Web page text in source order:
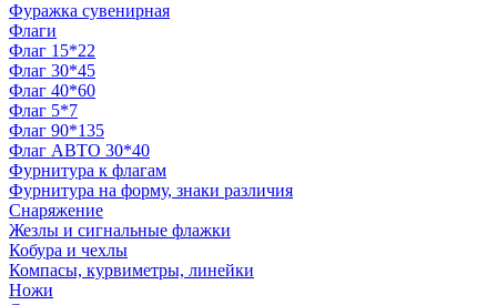
Фуражка сувенирная
Флаги
Флаг 15*22
Флаг 30*45
Флаг 40*60
Флаг 5*7
Флаг 90*135
Флаг АВТО 30*40
Фурнитура к флагам
Фурнитура на форму, знаки различия
Снаряжение
Жезлы и сигнальные флажки
Кобура и чехлы
Компасы, курвиметры, линейки
Ножи